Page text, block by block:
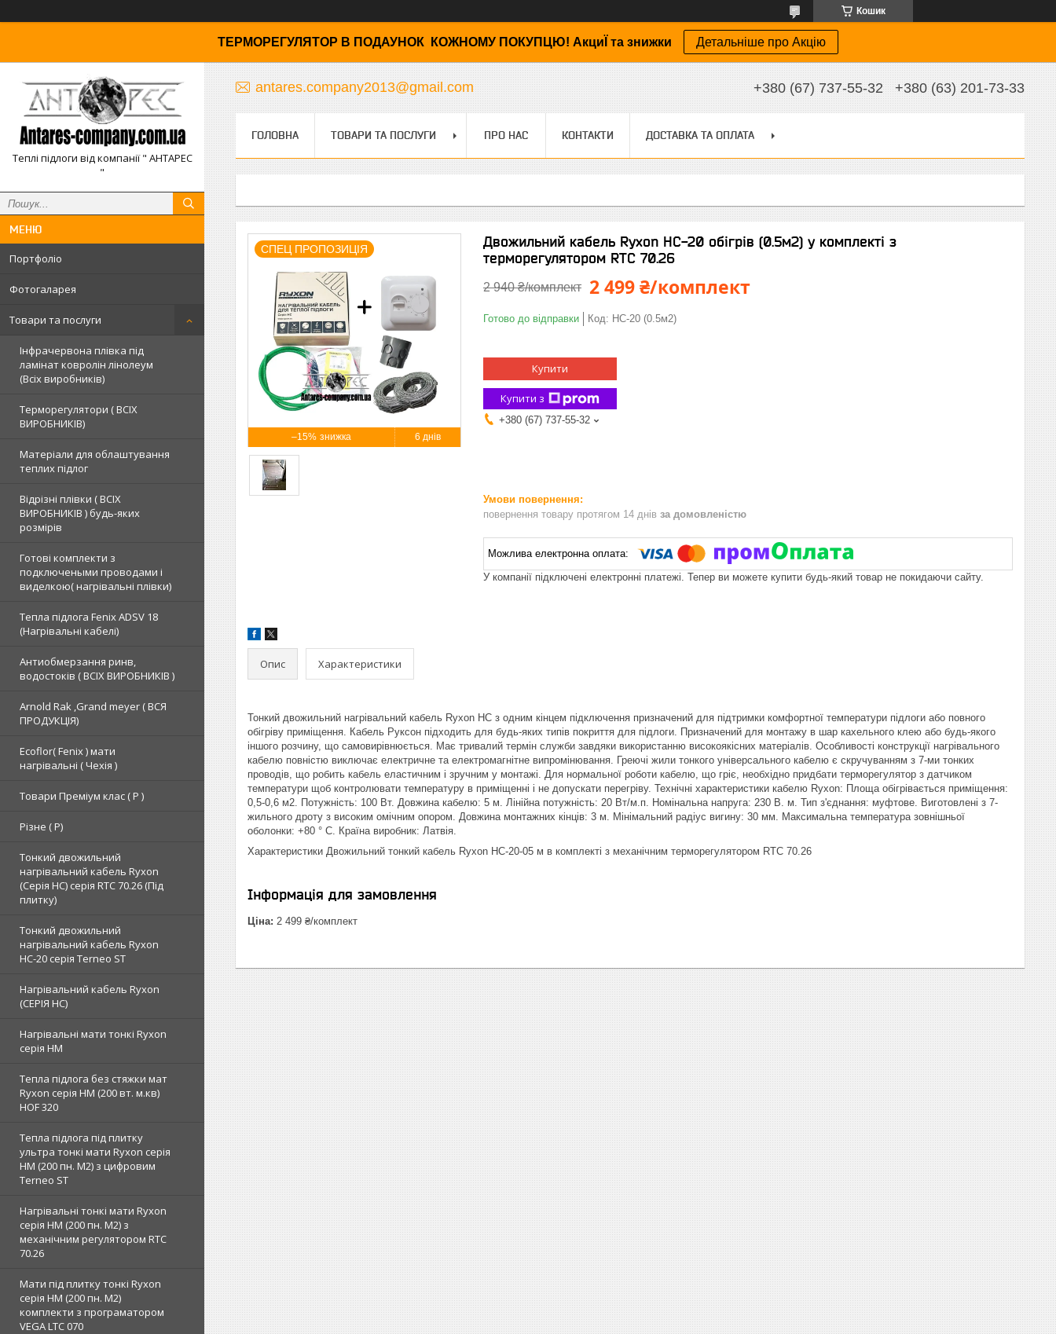
Кошик
ТЕРМОРЕГУЛЯТОР В ПОДАУНОК КОЖНОМУ ПОКУПЦЮ! АкциЇ та знижки Детальніше про Акцію
Теплі підлоги від компанії " АНТАРЕС
"
Портфоліо
Фотогаларея
Товари та послуги
Інфрачервона плівка під
ламінат ковролін лінолеум
(Всіх виробників)
Терморегулятори ( ВСІХ
ВИРОБНИКІВ)
Матеріали для облаштування
теплих підлог
Відрізні плівки ( ВСІХ
ВИРОБНИКІВ ) будь-яких
розмірів
Готові комплекти з
подключеными проводами і
виделкою( нагрівальні плівки)
Тепла підлога Fenix ADSV 18
(Нагрівальні кабелі)
Антиобмерзання ринв,
водостоків ( ВСІХ ВИРОБНИКІВ )
Arnold Rak ,Grand meyer ( ВСЯ
ПРОДУКЦІЯ)
Ecoflor( Fenix ) мати
нагрівальні ( Чехія )
Товари Преміум клас ( Р )
Різне ( Р)
Тонкий двожильний
нагрівальний кабель Ryxon
(Серія НС) серія RTC 70.26 (Під
плитку)
Тонкий двожильний
нагрівальний кабель Ryxon
HC-20 серія Terneo ST
Нагрівальний кабель Ryxon
(СЕРІЯ НС)
Нагрівальні мати тонкі Ryxon
серія НМ
Тепла підлога без стяжки мат
Ryxon серія НМ (200 вт. м.кв)
HOF 320
Тепла підлога під плитку
ультра тонкі мати Ryxon серія
НМ (200 пн. М2) з цифровим
Terneo ST
Нагрівальні тонкі мати Ryxon
серія НМ (200 пн. М2) з
механічним регулятором RTC
70.26
Мати під плитку тонкі Ryxon
серія НМ (200 пн. М2)
комплекти з програматором
VEGA LTC 070
antares.company2013@gmail.com +380 (67) 737-55-32 +380 (63) 201-73-33
ГОЛОВНА ТОВАРИ ТА ПОСЛУГИ ПРО НАС КОНТАКТИ ДОСТАВКА ТА ОПЛАТА
–15% 6 днів
СПЕЦ ПРОПОЗИЦІЯ
Двожильний кабель Ryxon HC-20 обігрів (0.5м2) у комплекті з
терморегулятором RTC 70.26
2 940 ₴/комплект 2 499 ₴/комплект
Готово до відправки Код: HC-20 (0.5м2)
Купити
Купити з
+380 (67) 737-55-32
повернення товару протягом 14 днів за домовленістю
У компанії підключені електронні платежі. Тепер ви можете купити будь-який товар не покидаючи сайту.
Опис Характеристики
Тонкий двожильний нагрівальний кабель Ryxon HC з одним кінцем підключення призначений для підтримки комфортної температури підлоги або повного
обігріву приміщення. Кабель Руксон підходить для будь-яких типів покриття для підлоги. Призначений для монтажу в шар кахельного клею або будь-якого
іншого розчину, що самовирівнюється. Має тривалий термін служби завдяки використанню високоякісних матеріалів. Особливості конструкції нагрівального
кабелю повністю виключає електричне та електромагнітне випромінювання. Греючі жили тонкого універсального кабелю є скручуванням з 7-ми тонких
проводів, що робить кабель еластичним і зручним у монтажі. Для нормальної роботи кабелю, що гріє, необхідно придбати терморегулятор з датчиком
температури щоб контролювати температуру в приміщенні і не допускати перегріву. Технічні характеристики кабелю Ryxon: Площа обігрівається приміщення:
0,5-0,6 м2. Потужність: 100 Вт. Довжина кабелю: 5 м. Лінійна потужність: 20 Вт/м.п. Номінальна напруга: 230 В. м. Тип з'єднання: муфтове. Виготовлені з 7-
жильного дроту з високим омічним опором. Довжина монтажних кінців: 3 м. Мінімальний радіус вигину: 30 мм. Максимальна температура зовнішньої
оболонки: +80 ° С. Країна виробник: Латвія.
Характеристики Двожильний тонкий кабель Ryxon HC-20-05 м в комплекті з механічним терморегулятором RTC 70.26
Інформація для замовлення
Ціна: 2 499 ₴/комплект